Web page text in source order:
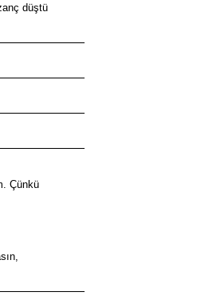
düştü
Çünkü